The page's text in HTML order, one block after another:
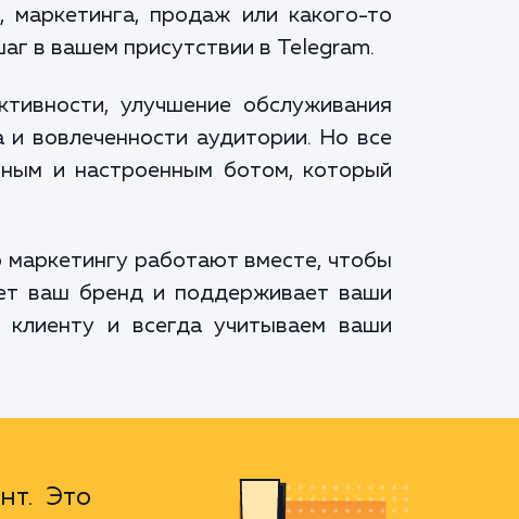
продаж или какого-то
в вашем присутствии в Telegram.
улучшение обслуживания
вовлеченности аудитории. Но все
и настроенным ботом, который
работают вместе, чтобы
ваш бренд и поддерживает ваши
и всегда учитываем ваши
Это